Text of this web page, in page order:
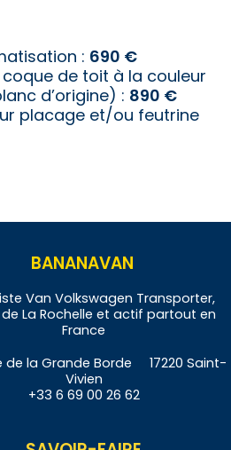
: 690 €
coque de toit à la couleur
d’origine) : 890 €
placage et/ou feutrine
BANANAVAN
Van Volkswagen Transporter,
La Rochelle et actif partout en
France
la Grande Borde 17220 Saint-
Vivien
+33 6 69 00 26 62